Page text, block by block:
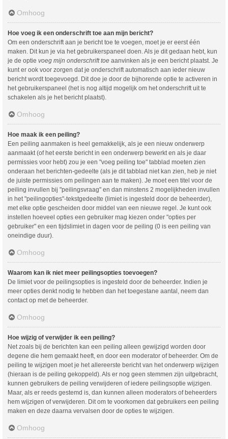
Omhoog
Hoe voeg ik een onderschrift toe aan mijn bericht?
Om een onderschrift aan je bericht toe te voegen, moet je er eerst één
maken. Dit kun je via het gebruikerspaneel doen. Als je dit gedaan hebt, kun
je de optie voeg mijn onderschrift toe aanvinken als je een bericht plaatst. Je
kunt er ook voor zorgen dat je onderschrift automatisch aan ieder nieuw
bericht wordt toegevoegd. Dit doe je door de bijhorende optie te activeren in
het gebruikerspaneel (het is nog altijd mogelijk om het onderschrift uit te
schakelen als je het bericht plaatst).
Omhoog
Hoe maak ik een peiling?
Een peiling aanmaken is heel gemakkelijk, als je een nieuw onderwerp
aanmaakt (of het eerste bericht in een onderwerp bewerkt en als je daar
permissies voor hebt) zou je een "voeg peiling toe" tabblad moeten zien
onderaan het berichten-gedeelte (als je dit tabblad niet kan zien, heb je niet
de juiste permissies om peilingen aan te maken). Je moet een titel voor de
peiling invullen bij "peilingsvraag" en dan minstens 2 mogelijkheden invullen
in het "peilingopties"-tekstgedeelte (limiet is ingesteld door de beheerder),
met elke optie gescheiden door middel van een nieuwe regel. Je kunt ook
instellen hoeveel opties een gebruiker mag kiezen onder "opties per
gebruiker" en een tijdslimiet in dagen voor de peiling (0 is een peiling van
oneindige duur).
Omhoog
Waarom kan ik niet meer peilingsopties toevoegen?
De limiet voor de peilingsopties is ingesteld door de beheerder. Indien je
meer opties denkt nodig te hebben dan het toegestane aantal, neem dan
contact op met de beheerder.
Omhoog
Hoe wijzig of verwijder ik een peiling?
Net zoals bij de berichten kan een peiling alleen gewijzigd worden door
degene die hem gemaakt heeft, en door een moderator of beheerder. Om de
peiling te wijzigen moet je het allereerste bericht van het onderwerp wijzigen
(hieraan is de peiling gekoppeld). Als er nog geen stemmen zijn uitgebracht,
kunnen gebruikers de peiling verwijderen of iedere peilingsoptie wijzigen.
Maar, als er reeds gestemd is, dan kunnen alleen moderators of beheerders
hem wijzigen of verwijderen. Dit om te voorkomen dat gebruikers een peiling
maken en deze daarna vervalsen door de opties te wijzigen.
Omhoog